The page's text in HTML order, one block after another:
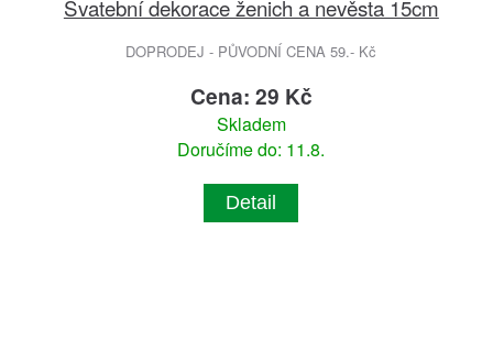
Svatební dekorace ženich a nevěsta 15cm
DOPRODEJ - PŮVODNÍ CENA 59.- Kč
Cena: 29 Kč
Skladem
Doručíme do: 11.8.
Detail